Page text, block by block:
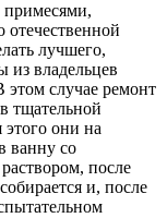
примесями,
отечественной
лучшего,
из владельцев
этом случае ремонт
тщательной
они на
ванну со
после
и, после